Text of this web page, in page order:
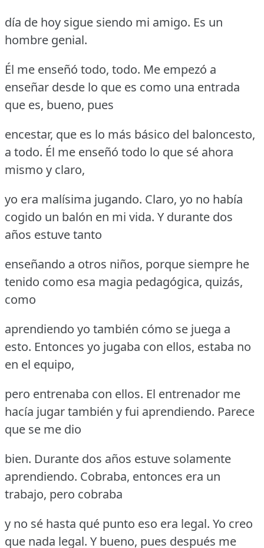
día de hoy sigue siendo mi amigo. Es un
hombre genial.
Él me enseñó todo, todo. Me empezó a
enseñar desde lo que es como una entrada
que es, bueno, pues
encestar, que es lo más básico del baloncesto,
a todo. Él me enseñó todo lo que sé ahora
mismo y claro,
yo era malísima jugando. Claro, yo no había
cogido un balón en mi vida. Y durante dos
años estuve tanto
enseñando a otros niños, porque siempre he
tenido como esa magia pedagógica, quizás,
como
aprendiendo yo también cómo se juega a
esto. Entonces yo jugaba con ellos, estaba no
en el equipo,
pero entrenaba con ellos. El entrenador me
hacía jugar también y fui aprendiendo. Parece
que se me dio
bien. Durante dos años estuve solamente
aprendiendo. Cobraba, entonces era un
trabajo, pero cobraba
y no sé hasta qué punto eso era legal. Yo creo
que nada legal. Y bueno, pues después me